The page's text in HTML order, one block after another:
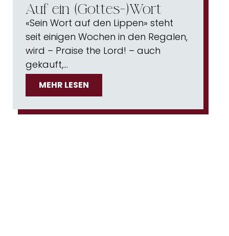
Auf ein (Gottes-)Wort
«Sein Wort auf den Lippen» steht
seit einigen Wochen in den Regalen,
wird – Praise the Lord! – auch
gekauft,…
MEHR LESEN